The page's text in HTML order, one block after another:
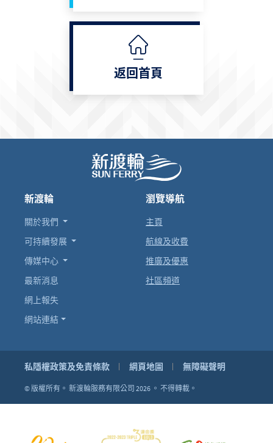
返回首頁
新渡輪
關於我們
可持續發展
傳媒中心
最新消息
網上報失
網站連結
瀏覽導航
主頁
航線及收費
推廣及優惠
社區頻道
私隱權政策及免責條款 網頁地圖 無障礙聲明
© 版權所有。 新渡輪服務有限公司 2026 。 不得轉載。